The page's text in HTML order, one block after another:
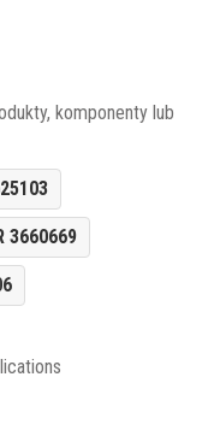
komponenty lub
3660669